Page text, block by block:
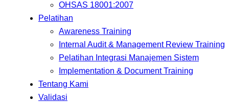
OHSAS 18001:2007
Pelatihan
Awareness Training
Internal Audit & Management Review Training
Pelatihan Integrasi Manajemen Sistem
Implementation & Document Training
Tentang Kami
Validasi